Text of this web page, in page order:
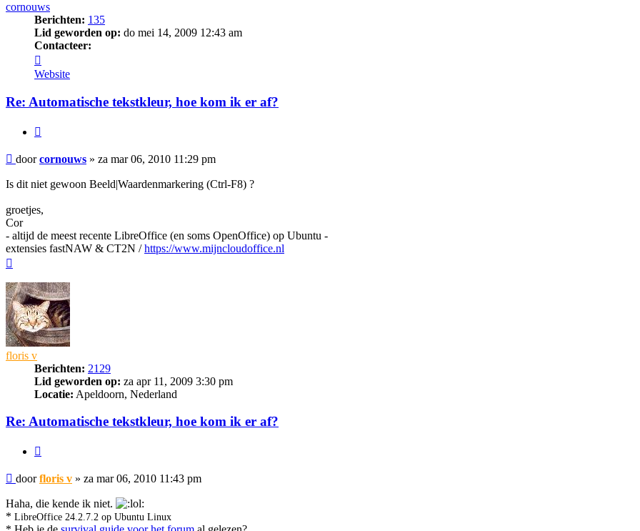
cornouws
Berichten: 135
Lid geworden op: do mei 14, 2009 12:43 am
Contacteer:
cornouws
Website
Re: Automatische tekstkleur, hoe kom ik er af?
Bericht
doorcornouws » za mar 06, 2010 11:29 pm
Is dit niet gewoon Beeld|Waardenmarkering (Ctrl-F8) ?
groetjes,
Cor
- altijd de meest recente LibreOffice (en soms OpenOffice) op Ubuntu -
extensies fastNAW & CT2N /https://www.mijncloudoffice.nl
floris v
Berichten: 2129
Lid geworden op: za apr 11, 2009 3:30 pm
Locatie: Apeldoorn, Nederland
Re: Automatische tekstkleur, hoe kom ik er af?
Bericht
doorfloris v » za mar 06, 2010 11:43 pm
Haha, die kende ik niet.
* LibreOffice 24.2.7.2 op Ubuntu Linux